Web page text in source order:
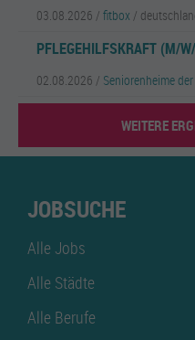
03.08.2026 / fitbox /
PFLEGEHILFSKRAFT (M/
02.08.2026 / Seniorenheime
WEITERE
JOBSUCHE
Alle Jobs
Alle Städte
Alle Berufe